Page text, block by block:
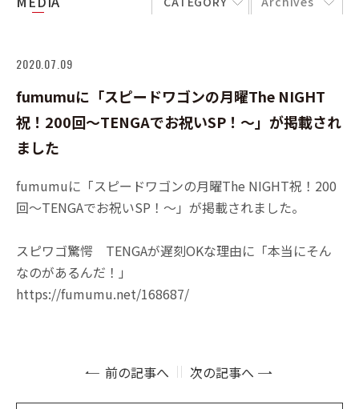
2020.07.09
fumumuに「スピードワゴンの月曜The NIGHT
祝！200回～TENGAでお祝いSP！～」が掲載され
ました
fumumuに「スピードワゴンの月曜The NIGHT祝！200
回～TENGAでお祝いSP！～」が掲載されました。
スピワゴ驚愕 TENGAが遅刻OKな理由に「本当にそん
なのがあるんだ！」
https://fumumu.net/168687/
前の記事へ 次の記事へ